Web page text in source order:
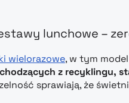
lunchowe –
wielorazowe, w tym
z recyklingu,
sprawiają, że